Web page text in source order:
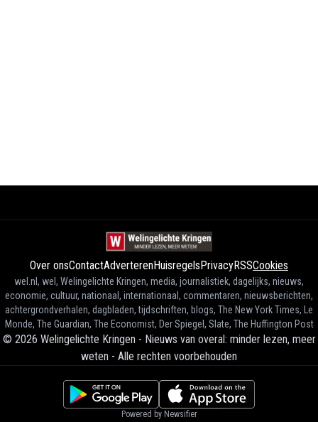
Over onsContactAdverterenHuisregelsPrivacyRSSCookies
wel.nl, wel, Welingelichte Kringen, media, journalistiek, dagelijks, nieuws,
economie, cultuur, nationaal, internationaal, commentaren, nieuwsberichten,
achtergrondverhalen, dagbladen, tijdschriften, blogs, The New York Times, Le
Monde, The Guardian, The Economist, Der Spiegel, Slate, The Huffington Post
© 2026 Welingelichte Kringen - Nieuws van overal: minder lezen, meer
weten - Alle rechten voorbehouden
Powered by Newsifier